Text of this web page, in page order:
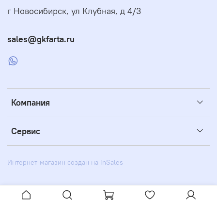
Компания
Сервис
г Новосибирск, ул Клубная, д 4/3
sales@gkfarta.ru
Интернет-магазин создан на inSales